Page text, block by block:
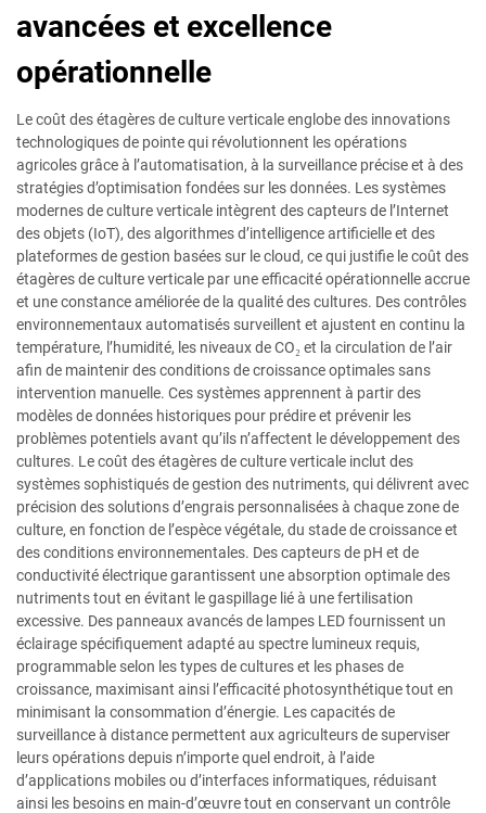
avancées et excellence
opérationnelle
Le coût des étagères de culture verticale englobe des innovations
technologiques de pointe qui révolutionnent les opérations
agricoles grâce à l’automatisation, à la surveillance précise et à des
stratégies d’optimisation fondées sur les données. Les systèmes
modernes de culture verticale intègrent des capteurs de l’Internet
des objets (IoT), des algorithmes d’intelligence artificielle et des
plateformes de gestion basées sur le cloud, ce qui justifie le coût des
étagères de culture verticale par une efficacité opérationnelle accrue
et une constance améliorée de la qualité des cultures. Des contrôles
environnementaux automatisés surveillent et ajustent en continu la
température, l’humidité, les niveaux de CO₂ et la circulation de l’air
afin de maintenir des conditions de croissance optimales sans
intervention manuelle. Ces systèmes apprennent à partir des
modèles de données historiques pour prédire et prévenir les
problèmes potentiels avant qu’ils n’affectent le développement des
cultures. Le coût des étagères de culture verticale inclut des
systèmes sophistiqués de gestion des nutriments, qui délivrent avec
précision des solutions d’engrais personnalisées à chaque zone de
culture, en fonction de l’espèce végétale, du stade de croissance et
des conditions environnementales. Des capteurs de pH et de
conductivité électrique garantissent une absorption optimale des
nutriments tout en évitant le gaspillage lié à une fertilisation
excessive. Des panneaux avancés de lampes LED fournissent un
éclairage spécifiquement adapté au spectre lumineux requis,
programmable selon les types de cultures et les phases de
croissance, maximisant ainsi l’efficacité photosynthétique tout en
minimisant la consommation d’énergie. Les capacités de
surveillance à distance permettent aux agriculteurs de superviser
leurs opérations depuis n’importe quel endroit, à l’aide
d’applications mobiles ou d’interfaces informatiques, réduisant
ainsi les besoins en main-d’œuvre tout en conservant un contrôle